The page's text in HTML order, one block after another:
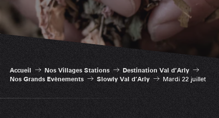
Accueil Nos Villages Stations
Destination Val d’Arly
Nos Grands Evènements
Slowly Val d’Arly Mardi 22 juillet